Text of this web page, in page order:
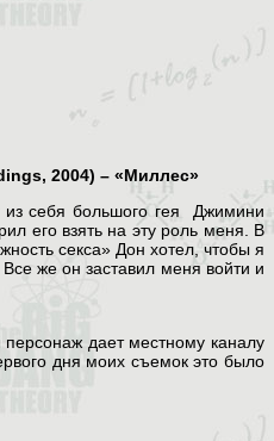
2004) – «Миллес»
из себя большого гея Джимини
его взять на эту роль меня. В
секса» Дон хотел, чтобы я
Все же он заставил меня войти и
дает местному каналу
дня моих съемок это было